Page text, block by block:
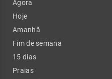
Agora
Hoje
Amanhã
Fim de semana
15 dias
Praias